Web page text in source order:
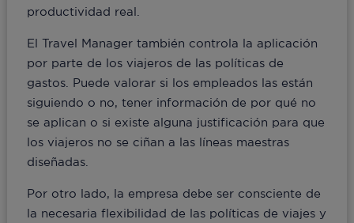
productividad real.
El Travel Manager también controla la aplicación
por parte de los viajeros de las políticas de
gastos. Puede valorar si los empleados las están
siguiendo o no, tener información de por qué no
se aplican o si existe alguna justificación para que
los viajeros no se ciñan a las líneas maestras
diseñadas.
Por otro lado, la empresa debe ser consciente de
la necesaria flexibilidad de las políticas de viajes y